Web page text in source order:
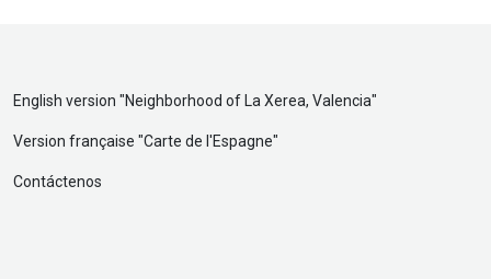
English version "Neighborhood of La Xerea, Valencia"
Version française "Carte de l'Espagne"
Contáctenos